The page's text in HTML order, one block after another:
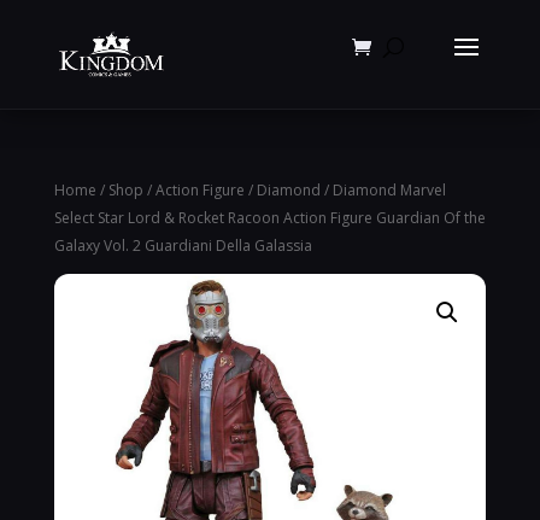
Home / Shop /Action Figure / Diamond / Diamond Marvel
Select Star Lord & Rocket Racoon Action Figure Guardian Of the
Galaxy Vol. 2 Guardiani Della Galassia